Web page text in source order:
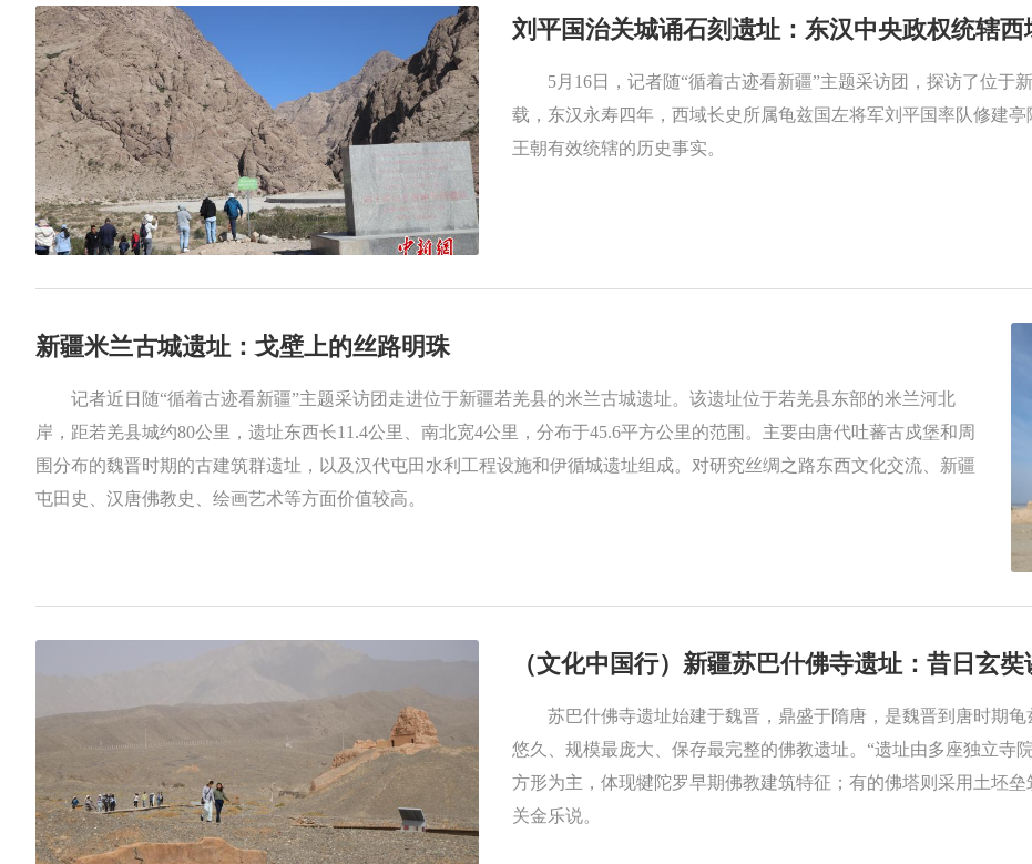
刘平国治关城诵石刻遗址：东汉中央政权统辖西
5月16日，记者随“循着古迹看新疆”主题采访团，探访了位于
载，东汉永寿四年，西域长史所属龟兹国左将军刘平国率队修建
王朝有效统辖的历史事实。
新疆米兰古城遗址：戈壁上的丝路明珠
记者近日随“循着古迹看新疆”主题采访团走进位于新疆若羌县的米兰古城遗址。该遗址位于若羌县东部的米兰河北
岸，距若羌县城约80公里，遗址东西长11.4公里、南北宽4公里，分布于45.6平方公里的范围。主要由唐代吐蕃古戍堡和周
围分布的魏晋时期的古建筑群遗址，以及汉代屯田水利工程设施和伊循城遗址组成。对研究丝绸之路东西文化交流、新疆
屯田史、汉唐佛教史、绘画艺术等方面价值较高。
（文化中国行）新疆苏巴什佛寺遗址：昔日玄
苏巴什佛寺遗址始建于魏晋，鼎盛于隋唐，是魏晋到唐时期
悠久、规模最庞大、保存最完整的佛教遗址。“遗址由多座独立寺
方形为主，体现犍陀罗早期佛教建筑特征；有的佛塔则采用土坯
关金乐说。